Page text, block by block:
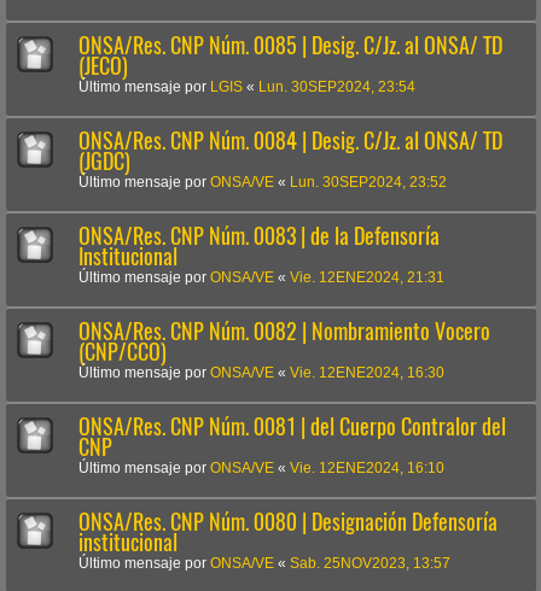
ONSA/Res. CNP Núm. 0085 | Desig. C/Jz. al ONSA/ TD
(JECO)
Último mensaje por LGIS « Lun. 30SEP2024, 23:54
ONSA/Res. CNP Núm. 0084 | Desig. C/Jz. al ONSA/ TD
(JGDC)
Último mensaje por ONSA/VE « Lun. 30SEP2024, 23:52
ONSA/Res. CNP Núm. 0083 | de la Defensoría
Institucional
Último mensaje por ONSA/VE « Vie. 12ENE2024, 21:31
ONSA/Res. CNP Núm. 0082 | Nombramiento Vocero
(CNP/CCO)
Último mensaje por ONSA/VE « Vie. 12ENE2024, 16:30
ONSA/Res. CNP Núm. 0081 | del Cuerpo Contralor del
CNP
Último mensaje por ONSA/VE « Vie. 12ENE2024, 16:10
ONSA/Res. CNP Núm. 0080 | Designación Defensoría
institucional
Último mensaje por ONSA/VE « Sab. 25NOV2023, 13:57